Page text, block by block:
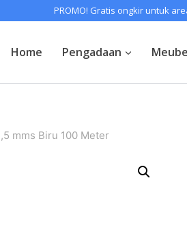
PROMO! Gratis ongkir untuk
Home Pengadaan
mms Biru 100 Meter